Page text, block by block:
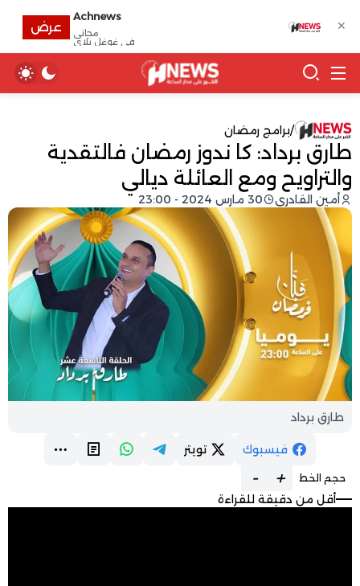
/برامج رمضان
طارق برداد: كا ندوز رمضان فالتقدية
والتراويح ومع العائلة ديالي
أمين القادري 30 مارس 2024 - 23:00
طارق برداد
فيسبوك تويتر
حجم الخط +
-
أقل من دقيقة للقراءة
✕
Achnews
مجانى
في غوغل بلاي
عرض